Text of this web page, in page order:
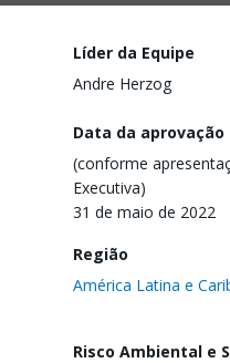
Líder da Equipe
Andre Herzog
Data da aprovação
(conforme
Executiva)
31 de maio de 2022
Região
América Latina e
Risco Ambiental e